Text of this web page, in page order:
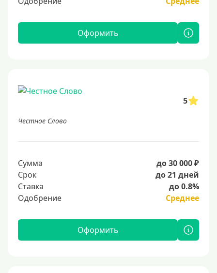
Оформить
5
Честное Слово
Сумма
до 30 000 ₽
Срок
до 21 дней
Ставка
до 0.8%
Одобрение
Среднее
Оформить